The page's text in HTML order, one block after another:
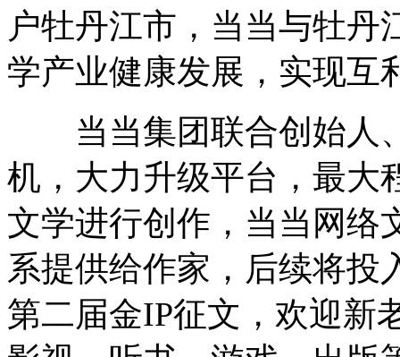
户牡丹江市，当当与牡丹
学产业健康发展，实现互
当当集团联合创始人、
机，大力升级平台，最大
文学进行创作，当当网络
系提供给作家，后续将投
第二届金IP征文，欢迎新